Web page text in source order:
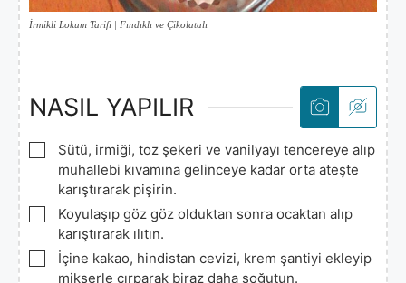
İrmikli Lokum Tarifi | Fındıklı ve Çikolatalı
NASIL YAPILIR
▢
Sütü, irmiği, toz şekeri ve vanilyayı tencereye alıp
muhallebi kıvamına gelinceye kadar orta ateşte
karıştırarak pişirin.
▢
Koyulaşıp göz göz olduktan sonra ocaktan alıp
karıştırarak ılıtın.
▢
İçine kakao, hindistan cevizi, krem şantiyi ekleyip
mikserle çırparak biraz daha soğutun.